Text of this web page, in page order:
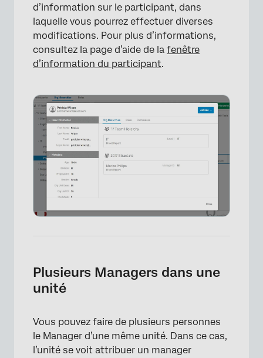
d’information sur le participant, dans
laquelle vous pourrez effectuer diverses
modifications. Pour plus d’informations,
consultez la page d’aide de la fenêtre
d’information du participant.
Plusieurs Managers dans une
unité
Vous pouvez faire de plusieurs personnes
le Manager d’une même unité. Dans ce cas,
l’unité se voit attribuer un manager